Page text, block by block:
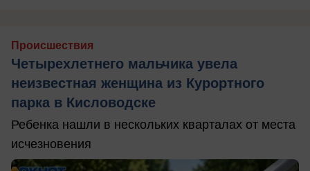
Происшествия
Четырехлетнего мальчика увела
неизвестная женщина из Курортного
парка в Кисловодске
Ребенка нашли в нескольких кварталах от места
исчезновения